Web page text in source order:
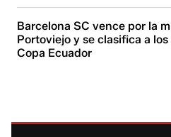
Barcelona SC vence por la
Portoviejo y se clasifica a
Copa Ecuador